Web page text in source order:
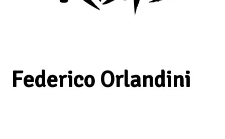
Federico Orlandini